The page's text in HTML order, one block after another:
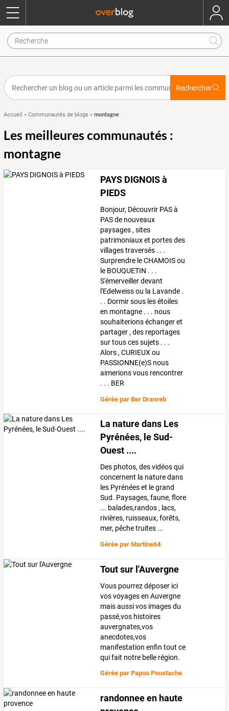
Rechercher
Accueil » Communautés de blogs » montagne
Les meilleures communautés :
montagne
PAYS DIGNOIS à
PIEDS
Bonjour, Découvrir PAS à
PAS de nouveaux
paysages , sites
patrimoniaux et portes des
villages traversés . . .
Surprendre le CHAMOIS ou
le BOUQUETIN . . .
S'émerveiller devant
l'Edelweiss ou la Lavande .
. . Dormir sous les étoiles
en montagne . . . nous
souhaiterions échanger et
partager , des reportages
sur tous ces sujets . . .
Alors , CURIEUX ou
PASSIONNE(e)S nous
aimerions vous rencontrer
. . . BER
Gérée parBer Dranreb
La nature dans Les
Pyrénées, le Sud-
Ouest ....
Des photos, des vidéos qui
concernent la nature dans
les Pyrénées et le grand
Sud. Paysages, faune, flore
... balades,randos , lacs,
rivières, ruisseaux, forêts,
mer, pêche truites ...
Gérée parMartine64
Tout sur l'Auvergne
Vous pourrez déposer ici
vos voyages en Auvergne
mais aussi vos images du
passé,vos histoires
auvergnates,vos
anecdotes,vos
manifestation enfin tout ce
qui fait notre belle région.
Gérée parPapou Poustache
randonnee en haute